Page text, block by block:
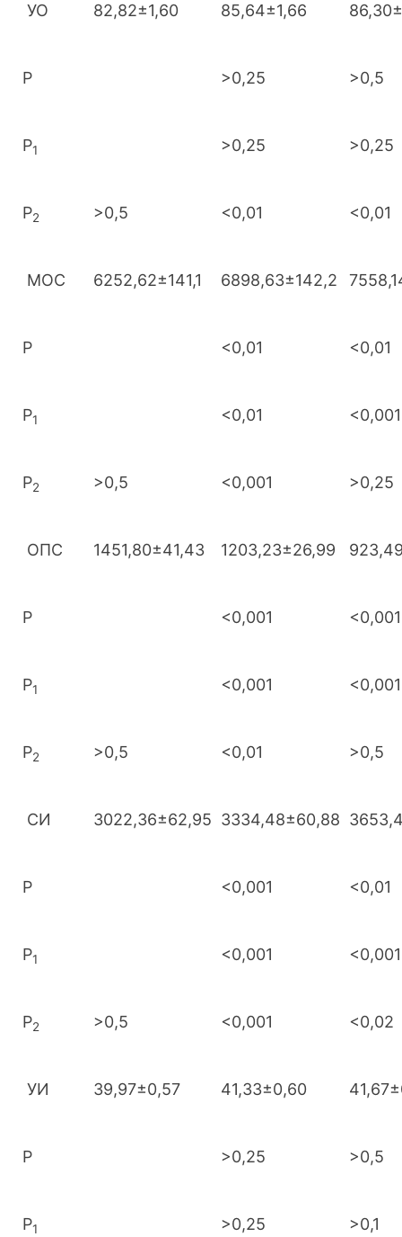
УО 82,82±1,60 85,64±1,66
Р >0,25 >0,5
Р1 >0,25 >0,25
Р2 >0,5 <0,01 <0,01
МОС 6252,62±141,1 6898,63±142,2
Р <0,01 <0,01
Р1 <0,01 <0,001
Р2 >0,5 <0,001 >0,25
ОПС 1451,80±41,43 1203,23±26,99
Р <0,001 <0,001
Р1 <0,001 <0,001
Р2 >0,5 <0,01 >0,5
СИ 3022,36±62,95 3334,48±60,88
Р <0,001 <0,01
Р1 <0,001 <0,001
Р2 >0,5 <0,001 <0,02
УИ 39,97±0,57 41,33±0,60
Р >0,25 >0,5
Р1 >0,25 >0,1